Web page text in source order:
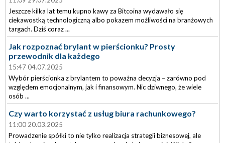
Jeszcze kilka lat temu kupno kawy za Bitcoina wydawało się
ciekawostką technologiczną albo pokazem możliwości na branżowych
targach. Dziś coraz ...
Jak rozpoznać brylant w pierścionku? Prosty
przewodnik dla każdego
15:47 04.07.2025
Wybór pierścionka z brylantem to poważna decyzja – zarówno pod
względem emocjonalnym, jak i finansowym. Nic dziwnego, że wiele
osób ...
Czy warto korzystać z usług biura rachunkowego?
11:00 20.03.2025
Prowadzenie spółki to nie tylko realizacja strategii biznesowej, ale